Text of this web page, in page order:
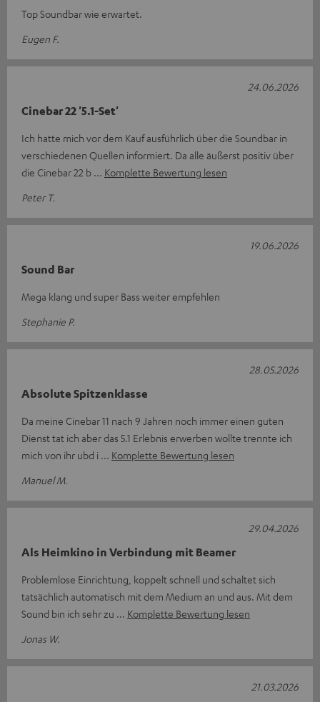
Top Soundbar wie erwartet.
Eugen F.
Cinebar 22 '5.1-Set'
Ich hatte mich vor dem Kauf ausführlich über die Soundbar in
verschiedenen Quellen informiert. Da alle äußerst positiv über
die Cinebar 22 b
Komplette Bewertung lesen
Peter T.
24.06.2026
Sound Bar
Mega klang und super Bass weiter empfehlen
Stephanie P.
19.06.2026
Absolute Spitzenklasse
Da meine Cinebar 11 nach 9 Jahren noch immer einen guten
Dienst tat ich aber das 5.1 Erlebnis erwerben wollte trennte ich
mich von ihr ubd i
Komplette Bewertung lesen
Manuel M.
28.05.2026
Als Heimkino in Verbindung mit Beamer
Problemlose Einrichtung, koppelt schnell und schaltet sich
tatsächlich automatisch mit dem Medium an und aus. Mit dem
Sound bin ich sehr zu
Komplette Bewertung lesen
Jonas W.
29.04.2026
21.03.2026